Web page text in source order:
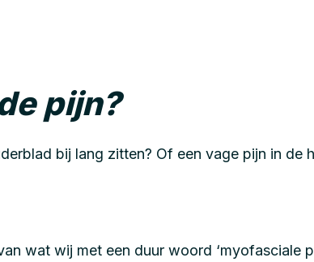
pijn?
bij lang zitten? Of een vage pijn in de
wat wij met een duur woord ‘myofasciale